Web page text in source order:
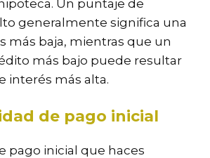
Un puntaje de
generalmente significa una
más baja, mientras que un
más bajo puede resultar
interés más alta.
de pago inicial
pago inicial que haces